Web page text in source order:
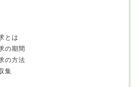
とは
の期間
の方法
集